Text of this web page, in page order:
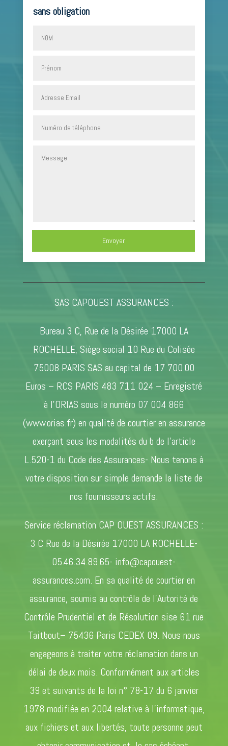
sans obligation
Envoyer
SAS CAPOUEST ASSURANCES :
Bureau 3 C, Rue de la Désirée 17000 LA
ROCHELLE, Siège social 10 Rue du Colisée
75008 PARIS SAS au capital de 17 700.00
Euros – RCS PARIS 483 711 024 – Enregistré
à l’ORIAS sous le numéro 07 004 866
(www.orias.fr) en qualité de courtier en assurance
exerçant sous les modalités du b de l’article
L.520-1 du Code des Assurances- Nous tenons à
votre disposition sur simple demande la liste de
nos fournisseurs actifs.
Service réclamation CAP OUEST ASSURANCES :
3 C Rue de la Désirée 17000 LA ROCHELLE-
05.46.34.89.65- info@capouest-
assurances.com. En sa qualité de courtier en
assurance, soumis au contrôle de l’Autorité de
Contrôle Prudentiel et de Résolution sise 61 rue
Taitbout– 75436 Paris CEDEX 09. Nous nous
engageons à traiter votre réclamation dans un
délai de deux mois. Conformément aux articles
39 et suivants de la loi n° 78-17 du 6 janvier
1978 modifiée en 2004 relative à l’informatique,
aux fichiers et aux libertés, toute personne peut